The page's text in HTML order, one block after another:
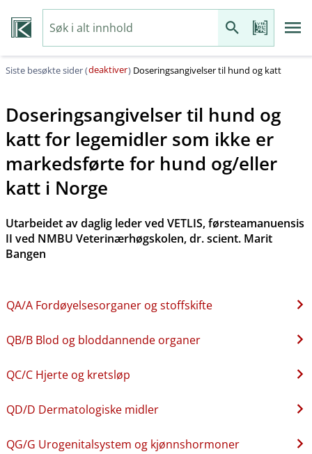
Siste besøkte sider (deaktiver) Doseringsangivelser til hund og katt
Doseringsangivelser til hund og
katt for legemidler som ikke er
markedsførte for hund og​/​eller
katt i Norge
Utarbeidet av daglig leder ved VETLIS, førsteamanuensis
II ved NMBU Veterinærhøgskolen, dr. scient. Marit
Bangen
QA​/​A Fordøyelsesorganer og stoffskifte
QB​/​B Blod og bloddannende organer
QC​/​C Hjerte og kretsløp
QD​/​D Dermatologiske midler
QG​/​G Urogenitalsystem og kjønnshormoner